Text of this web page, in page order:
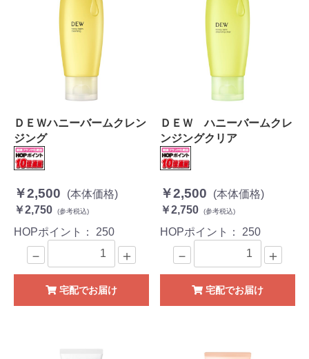
ＤＥＷハニーバームクレン
ジング
￥2,500
(本体価格)
￥2,750
(参考税込)
HOPポイント： 250
－ ＋
宅配でお届け
ＤＥＷ ハニーバームクレ
ンジングクリア
￥2,500
(本体価格)
￥2,750
(参考税込)
HOPポイント： 250
－ ＋
宅配でお届け